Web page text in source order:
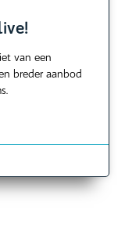
van een
breder aanbod